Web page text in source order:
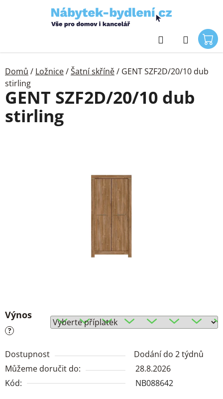
Hledat
Domů / Ložnice/Šatní skříně/ GENT SZF2D/20/10 dub
stirling
Výnos
?
Dostupnost
Dodání do 2 týdnů
Můžeme doručit do:
28.8.2026
Kód:
NB088642
GENT SZF2D/20/10 dub
stirling